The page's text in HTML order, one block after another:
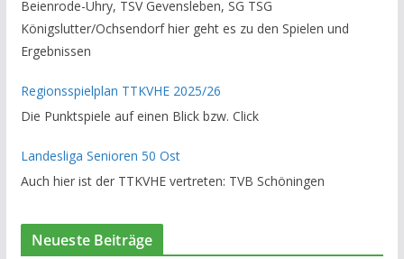
Beienrode-Uhry, TSV Gevensleben, SG TSG
Königslutter/Ochsendorf hier geht es zu den Spielen und
Ergebnissen
Regionsspielplan TTKVHE 2025/26
Die Punktspiele auf einen Blick bzw. Click
Landesliga Senioren 50 Ost
Auch hier ist der TTKVHE vertreten: TVB Schöningen
Neueste Beiträge